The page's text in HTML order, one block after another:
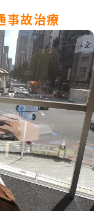
故治療